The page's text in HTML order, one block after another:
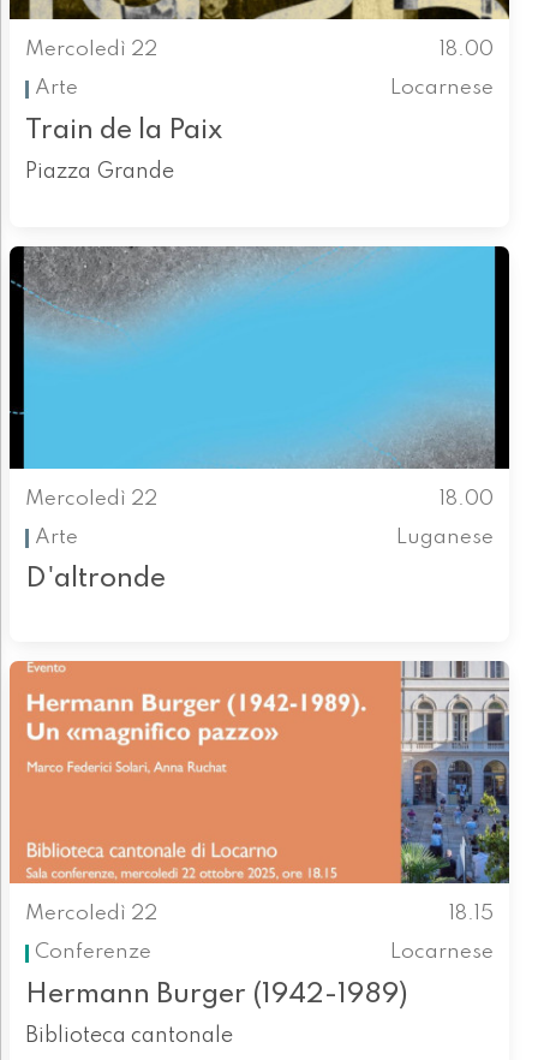
Mercoledì 22
18.00
Arte
Locarnese
Train de la Paix
Piazza Grande
Mercoledì 22
18.00
Arte
Luganese
D'altronde
Mercoledì 22
18.15
Conferenze
Locarnese
Hermann Burger (1942-1989)
Biblioteca cantonale